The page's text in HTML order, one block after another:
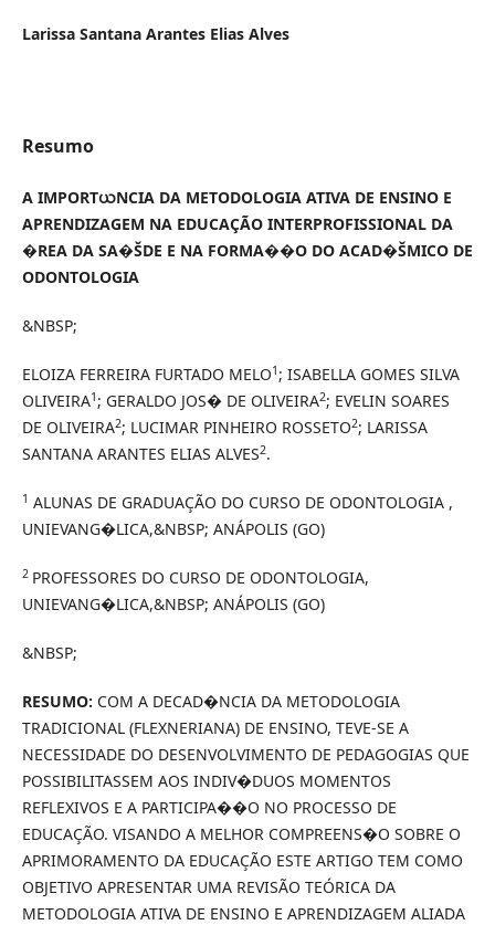
Larissa Santana Arantes Elias Alves
Resumo
A IMPORTယNCIA DA METODOLOGIA ATIVA DE ENSINO E
APRENDIZAGEM NA EDUCAÇÃO INTERPROFISSIONAL DA
�REA DA SA�ŠDE E NA FORMA��O DO ACAD�ŠMICO DE
ODONTOLOGIA
&NBSP;
ELOIZA FERREIRA FURTADO MELO1 ; ISABELLA GOMES SILVA
OLIVEIRA1 ; GERALDO JOS� DE OLIVEIRA2; EVELIN SOARES
DE OLIVEIRA2; LUCIMAR PINHEIRO ROSSETO2; LARISSA
SANTANA ARANTES ELIAS ALVES2.
1 ALUNAS DE GRADUAÇÃO DO CURSO DE ODONTOLOGIA ,
UNIEVANG�LICA,&NBSP; ANÁPOLIS (GO)
2 PROFESSORES DO CURSO DE ODONTOLOGIA,
UNIEVANG�LICA,&NBSP; ANÁPOLIS (GO)
&NBSP;
RESUMO: COM A DECAD�NCIA DA METODOLOGIA
TRADICIONAL (FLEXNERIANA) DE ENSINO, TEVE-SE A
NECESSIDADE DO DESENVOLVIMENTO DE PEDAGOGIAS QUE
POSSIBILITASSEM AOS INDIV�DUOS MOMENTOS
REFLEXIVOS E A PARTICIPA��O NO PROCESSO DE
EDUCAÇÃO. VISANDO A MELHOR COMPREENS�O SOBRE O
APRIMORAMENTO DA EDUCAÇÃO ESTE ARTIGO TEM COMO
OBJETIVO APRESENTAR UMA REVISÃO TEÓRICA DA
METODOLOGIA ATIVA DE ENSINO E APRENDIZAGEM ALIADA